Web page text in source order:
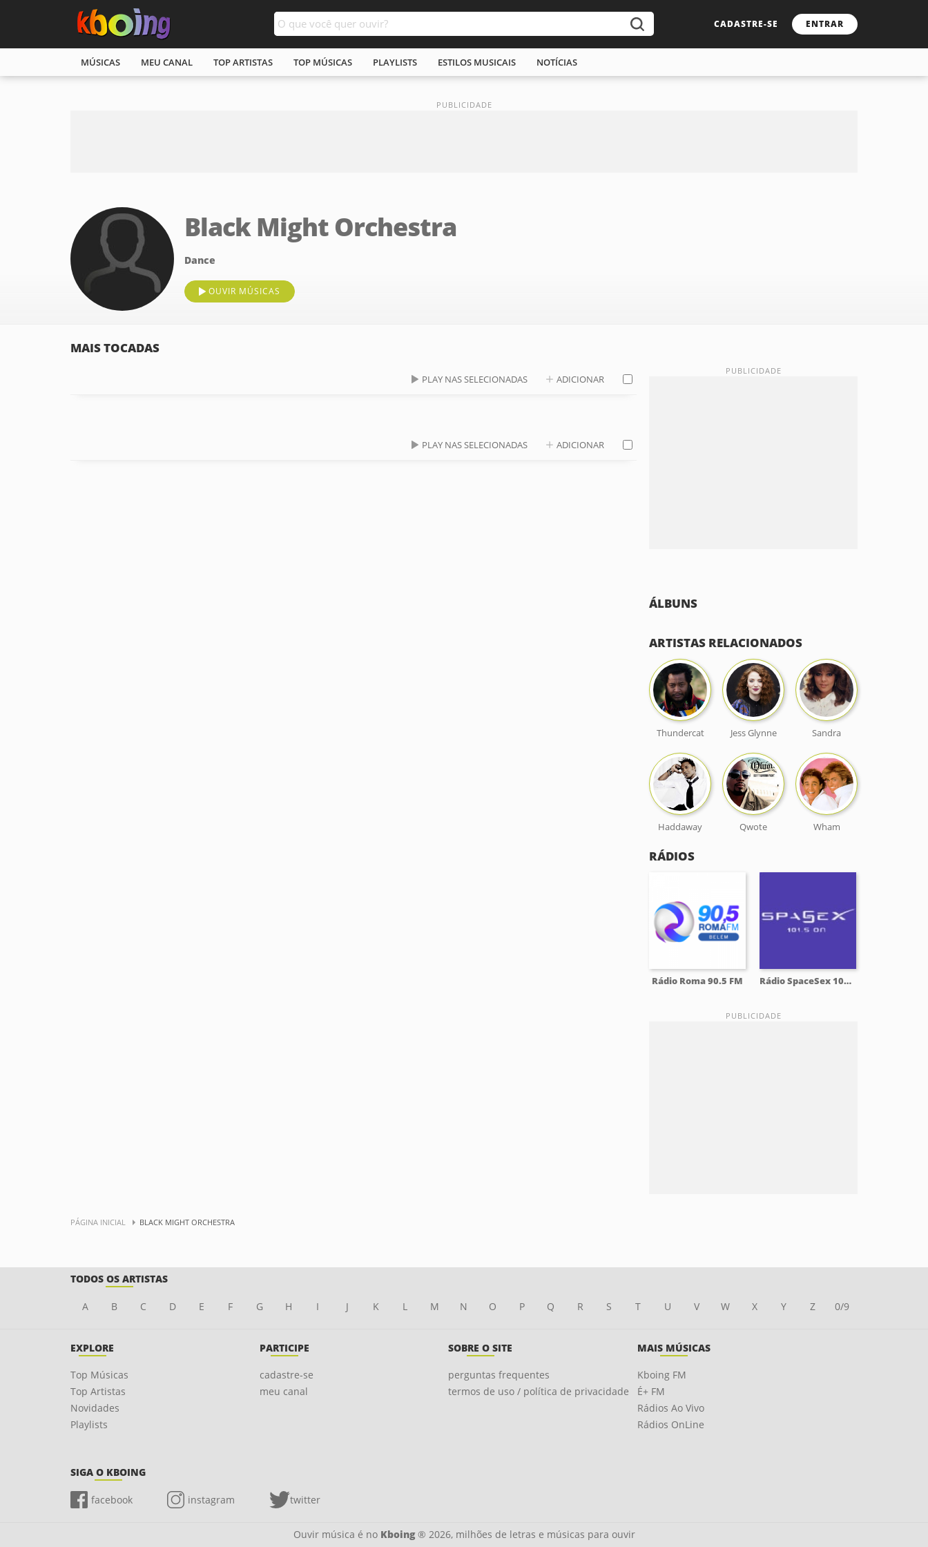
CADASTRE-SE ENTRAR
MÚSICAS MEU CANAL TOP ARTISTAS TOP MÚSICAS PLAYLISTS ESTILOS MUSICAIS NOTÍCIAS
Black Might Orchestra
Dance
OUVIR MÚSICAS
MAIS TOCADAS
PLAY NAS SELECIONADAS ADICIONAR
PLAY NAS SELECIONADAS ADICIONAR
ÁLBUNS
ARTISTAS RELACIONADOS
Thundercat Jess Glynne Sandra
Haddaway Qwote Wham
RÁDIOS
Rádio Roma 90.5 FM Rádio SpaceSex 101.5 FM
PÁGINA INICIAL BLACK MIGHT ORCHESTRA
TODOS OS ARTISTAS
A B C D E F G H I J K L M N O P Q R S T U V W X Y Z 0/9
EXPLORE
Top Músicas
Top Artistas
Novidades
Playlists
PARTICIPE
cadastre-se
meu canal
SOBRE O SITE
perguntas frequentes
termos de uso / política de privacidade
MAIS MÚSICAS
Kboing FM
É+ FM
Rádios Ao Vivo
Rádios OnLine
SIGA O KBOING
facebook instagram twitter
Ouvir música é no Kboing® 2026, milhões de letras e músicas para ouvir